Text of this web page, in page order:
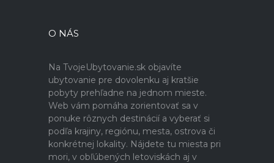
O NÁS
Na TvojeUbytovanie.sk objavíte
ubytovanie pre dovolenku aj kratšie
pobyty prehľadne na jednom mieste.
Web vám pomáha zorientovať sa v
ponuke rôznych destinácií a vyberať si
podľa krajiny, regiónu, mesta, ostrova či
konkrétnej lokality. Nájdete tu miesta pri
mori, v obľúbených letoviskách aj v